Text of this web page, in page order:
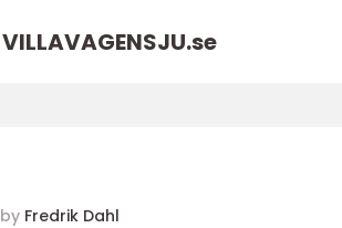
VILLAVAGENSJU.se
by Fredrik Dahl